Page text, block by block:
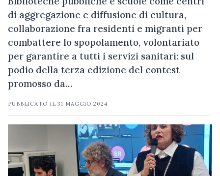
di aggregazione e diffusione di cultura,
collaborazione fra residenti e migranti per
combattere lo spopolamento, volontariato
per garantire a tutti i servizi sanitari: sul
podio della terza edizione del contest
promosso da…
PUBBLICATO IL31 MAGGIO 2024